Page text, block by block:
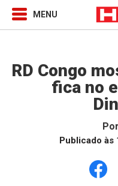
RD Congo
fica no
Por
Publicado às